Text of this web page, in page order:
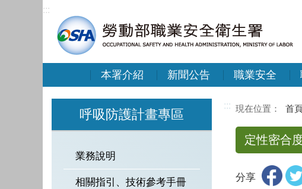
:::
本署介紹 新聞公告 職業安全
呼吸防護計畫專區
業務說明
相關指引、技術參考手冊
::: 首
定性密合
分享